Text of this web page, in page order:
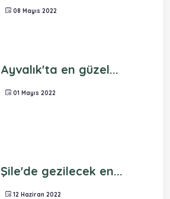
08 Mayıs 2022
Ayvalık'ta en güzel...
01 Mayıs 2022
Şile'de gezilecek en...
12 Haziran 2022